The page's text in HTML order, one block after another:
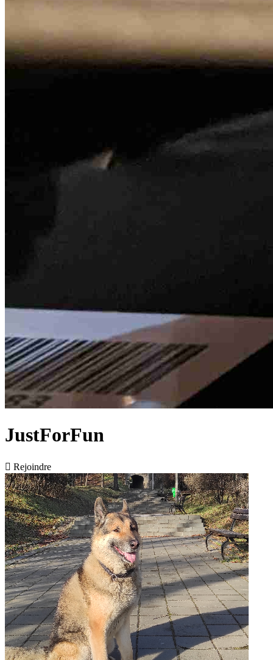
JustForFun
 Rejoindre